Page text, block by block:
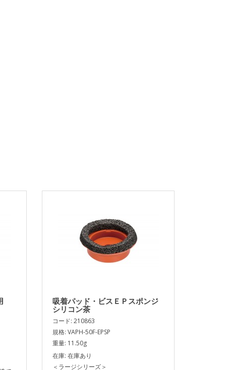
吸着パッド・ビスＥＰスポンジ
シリコン茶
コード: 210863
規格: VAPH-50F-EPSP
重量: 11.50g
在庫: 在庫あり
＜ラージシリーズ＞